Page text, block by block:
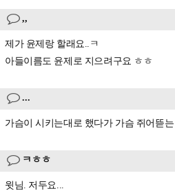
,,
제가 윤제랑 할래요..ㅋ
아들이름도 윤제로 지으려구요 ㅎㅎ
...
가슴이 시키는대로 했다가 가슴 쥐어뜯
ㅋㅎㅎ
윗님. 저두요...